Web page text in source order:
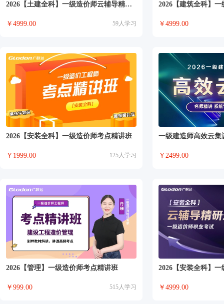
2026【土建全科】一级造价师云辅导精研班
￥ 4999.00 59人学习
2026【建筑全科】
￥ 4999.00
2026【安装全科】一级造价师考点精讲班
￥ 1999.00 125人学习
一级建造师高效云集
￥ 2499.00
2026【管理】一级造价师考点精讲班
￥ 999.00 515人学习 ￥ 4999.00